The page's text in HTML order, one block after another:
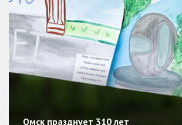
Омск празднует 310 лет